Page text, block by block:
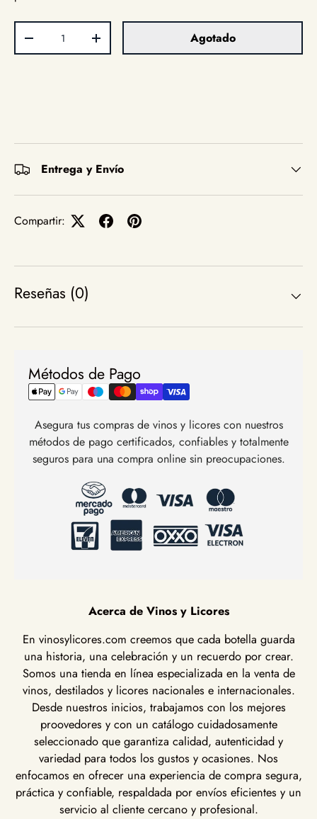
Disminuir cantidadAumentar la cantidadAgotado
Entrega y Envío
Compartir:
Reseñas (0)
Métodos de Pago
Asegura tus compras de vinos y licores con nuestros
métodos de pago certificados, confiables y totalmente
seguros para una compra online sin preocupaciones.
Acerca de Vinos y Licores
En vinosylicores.com creemos que cada botella guarda
una historia, una celebración y un recuerdo por crear.
Somos una tienda en línea especializada en la venta de
vinos, destilados y licores nacionales e internacionales.
Desde nuestros inicios, trabajamos con los mejores
proovedores y con un catálogo cuidadosamente
seleccionado que garantiza calidad, autenticidad y
variedad para todos los gustos y ocasiones. Nos
enfocamos en ofrecer una experiencia de compra segura,
práctica y confiable, respaldada por envíos eficientes y un
servicio al cliente cercano y profesional.